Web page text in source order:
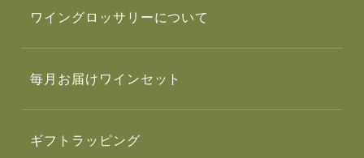
ワイングロッサリーについて
毎月お届けワインセット
ギフトラッピング